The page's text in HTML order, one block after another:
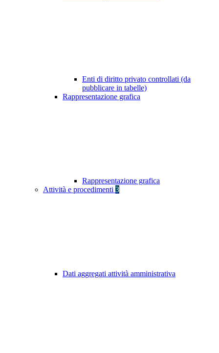
Enti di diritto privato controllati (da
pubblicare in tabelle)
Rappresentazione grafica
Rappresentazione grafica
Attività e procedimenti 3
Dati aggregati attività amministrativa